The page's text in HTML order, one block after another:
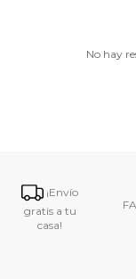
No hay
¡Envío
gratis a tu
casa!